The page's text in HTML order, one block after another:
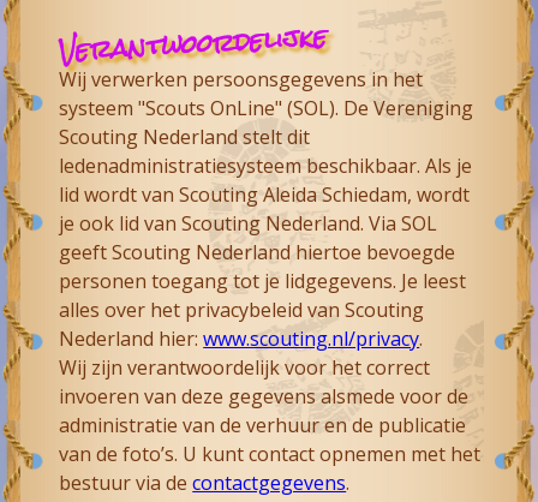
Verantwoordelijke
Wij verwerken persoonsgegevens in het
systeem "Scouts OnLine" (SOL). De Vereniging
Scouting Nederland stelt dit
ledenadministratiesysteem beschikbaar. Als je
lid wordt van Scouting Aleida Schiedam, wordt
je ook lid van Scouting Nederland. Via SOL
geeft Scouting Nederland hiertoe bevoegde
personen toegang tot je lidgegevens. Je leest
alles over het privacybeleid van Scouting
Nederland hier:www.scouting.nl/privacy.
Wij zijn verantwoordelijk voor het correct
invoeren van deze gegevens alsmede voor de
administratie van de verhuur en de publicatie
van de foto’s. U kunt contact opnemen met het
bestuur via decontactgegevens.